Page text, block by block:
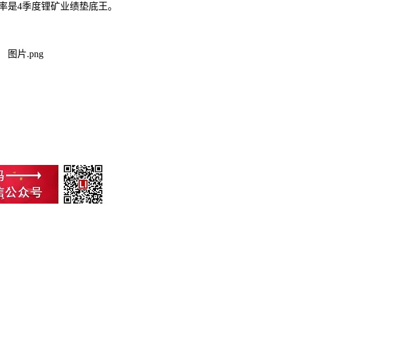
是4季度锂矿业绩垫底王。